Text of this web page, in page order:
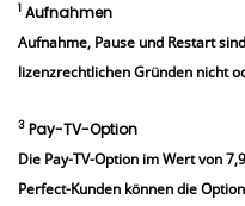
1 Aufnahmen
Aufnahme, Pause und Restart
lizenzrechtlichen Gründen nicht
3 Pay-TV-Option
Die Pay-TV-Option im Wert von
Perfect-Kunden können die